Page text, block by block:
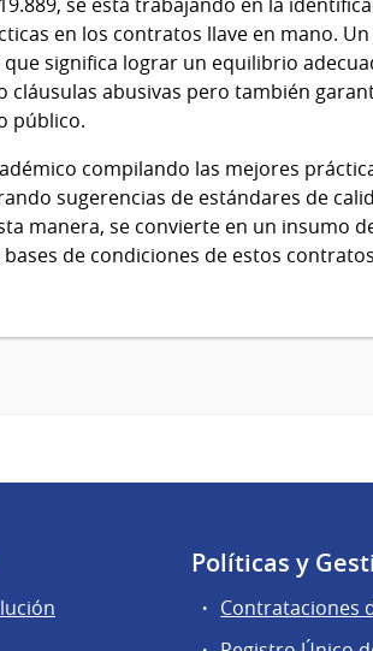
en los contratos llave en mano.
significa lograr un equilibrio
abusivas pero también
público.
compilando las mejores
sugerencias de estándares de
manera, se convierte en un insumo
de condiciones de estos
Políticas y
Contrataciones